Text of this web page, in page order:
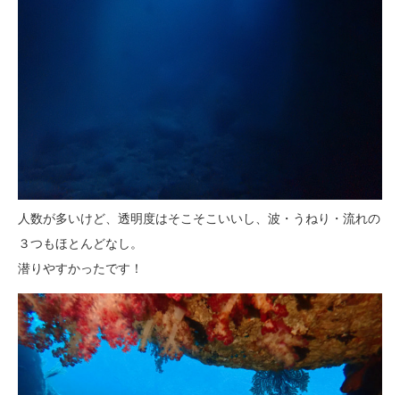
人数が多いけど、透明度はそこそこいいし、波・うねり・流れの
３つもほとんどなし。
潜りやすかったです！